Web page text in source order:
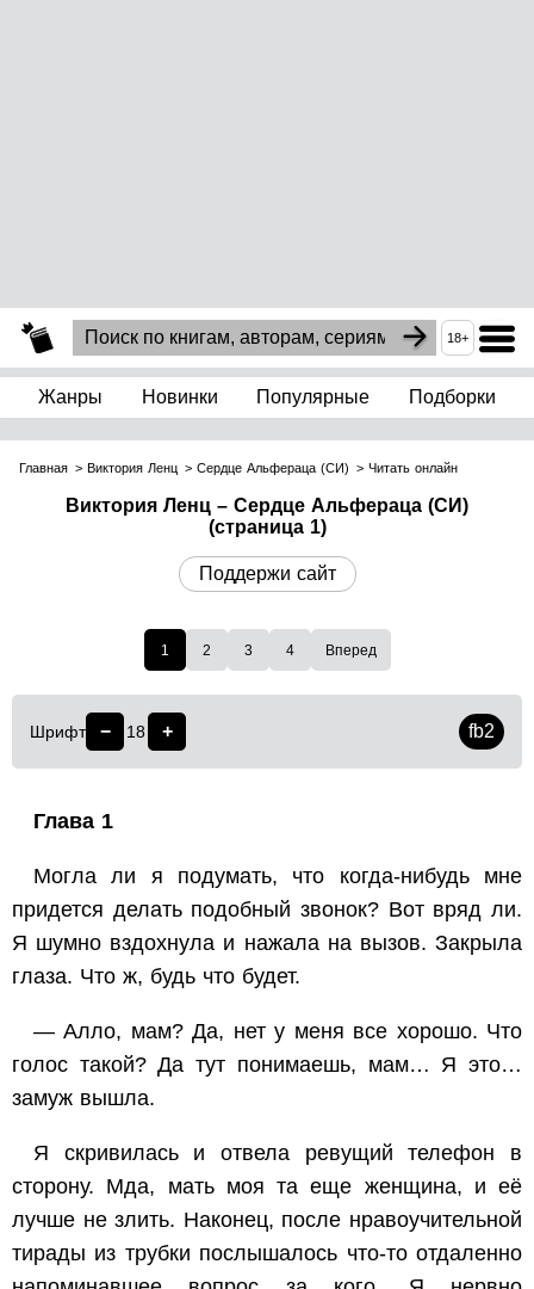
18+
Жанры Новинки Популярные Подборки
Главная Виктория Ленц Сердце Альфераца (СИ) Читать онлайн
Виктория Ленц – Сердце Альфераца (СИ)
(страница 1)
Поддержи сайт
1 2 3 4 Вперед
Шрифт − 18 + fb2
Глава 1
Могла ли я подумать, что когда-нибудь мне
придется делать подобный звонок? Вот вряд ли.
Я шумно вздохнула и нажала на вызов. Закрыла
глаза. Что ж, будь что будет.
— Алло, мам? Да, нет у меня все хорошо. Что
голос такой? Да тут понимаешь, мам… Я это…
замуж вышла.
Я скривилась и отвела ревущий телефон в
сторону. Мда, мать моя та еще женщина, и её
лучше не злить. Наконец, после нравоучительной
тирады из трубки послышалось что-то отдаленно